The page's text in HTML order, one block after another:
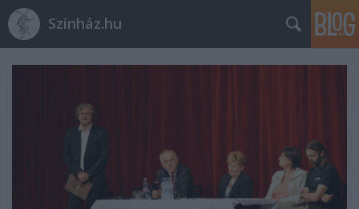
Színház.hu